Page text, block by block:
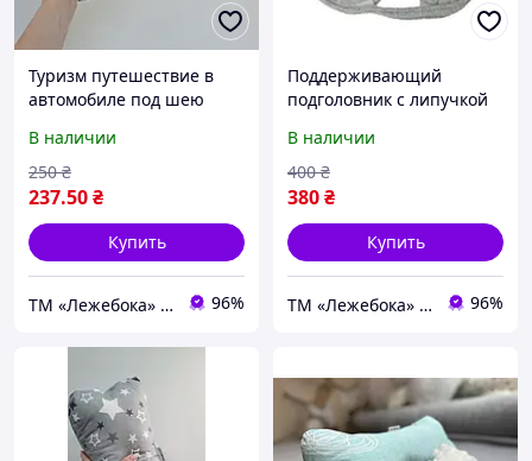
Туризм путешествие в
автомобиле под шею
машину 35х15 см
В наличии
237.50₴
250 ₴
Купить
ТМ «Лежебока» - текстиль и спецтовары 96%
Поддерживающий
подголовник с липучкой
путешествий ТМ
Лежебока
В наличии
380₴
400 ₴
Купить
ТМ «Лежебока» - текстиль и спецтовары 96%